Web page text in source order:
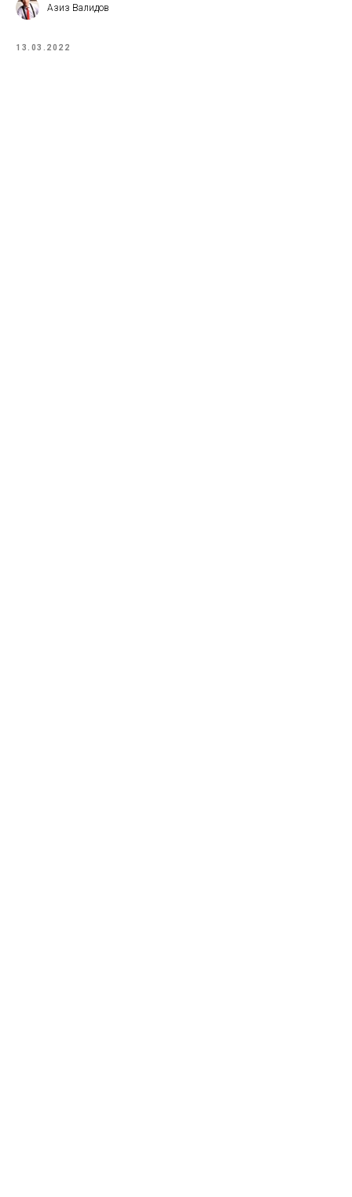
Азиз Валидов
13.03.2022